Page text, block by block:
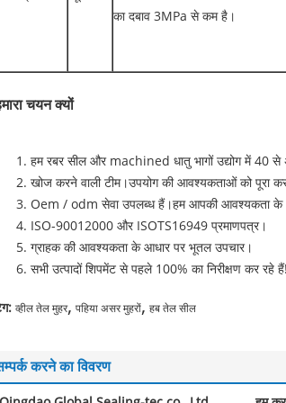
का दबाव 3MPa से कम है।
चयन क्यों
हम रबर सील और machined धातु भागों उद्योग में 40 से
खोज करने वाली टीम।उपयोग की आवश्यकताओं को पूरा
Oem / odm सेवा उपलब्ध हैं।हम आपकी आवश्यकता के
ISO-90012000 और ISOTS16949 प्रमाणपत्र।
ग्राहक की आवश्यकता के आधार पर भूतल उपचार।
सभी उत्पादों शिपमेंट से पहले 100% का निरीक्षण कर रहे हैं!
व्हील तेल मुहर, पहिया असर मुहरों, हब तेल सील
करने का विवरण